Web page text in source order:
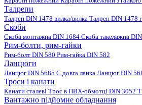
Талрепи
Талреп DIN 1478 вилка/вилка Талреп DIN 1478
Скоби
Скоба монтажна DIN 1684 Скоба такелажна
Рим-болти, рим-гайки
Рим-болт DIN 580 Рим-гайка DIN 582
Ланцюги
Ланцюг DIN 5685 C довга ланка Ланцюг DIN
Троси і канати
Канати сталеві Трос в ПВХ-обмотці DIN 3052
Вантажно підйомне обладнання